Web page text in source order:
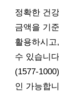
정확한 건
금액을 기
활용하시
수 있습니
(1577-
인 가능합